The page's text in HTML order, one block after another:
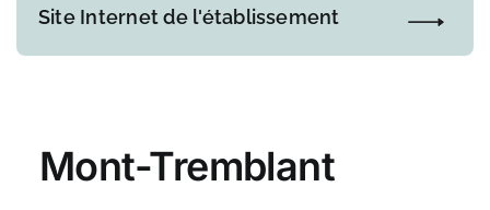
Site Internet de l'établissement
Mont-Tremblant